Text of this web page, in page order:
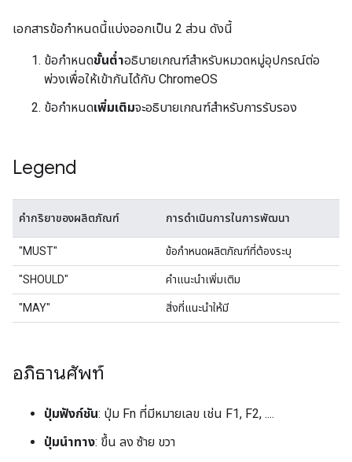
เอกสารข้อกำหนดนี้แบ่งออกเป็น 2 ส่วน ดังนี้
ข้อกำหนดขั้นต่ำอธิบายเกณฑ์สำหรับหมวดหมู่อุปกรณ์ต่อ
พ่วงเพื่อให้เข้ากันได้กับ ChromeOS
ข้อกำหนดเพิ่มเติมจะอธิบายเกณฑ์สำหรับการรับรอง
Legend
คำกริยาของผลิตภัณฑ์ การดำเนินการในการพัฒนา
"MUST" ข้อกำหนดผลิตภัณฑ์ที่ต้องระบุ
"SHOULD" คำแนะนำเพิ่มเติม
"MAY" สิ่งที่แนะนำให้มี
อภิธานศัพท์
ปุ่มฟังก์ชัน: ปุ่ม Fn ที่มีหมายเลข เช่น F1, F2, ....
ปุ่มนำทาง: ขึ้น ลง ซ้าย ขวา